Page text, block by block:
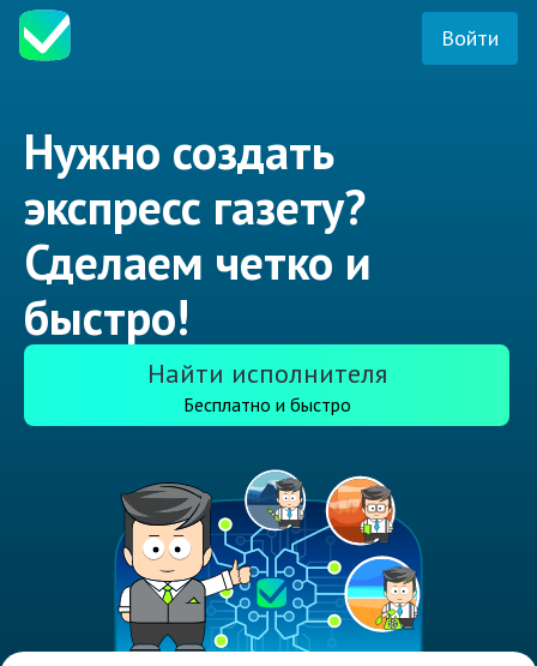
Войти
Нужно создать
экспресс газету?
Сделаем четко и
быстро!
Найти исполнителя
Бесплатно и быстро